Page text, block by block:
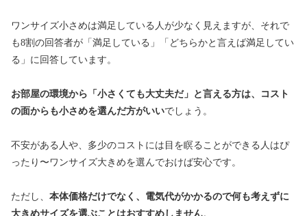
ワンサイズ小さめは満足している人が少なく見えますが、それで
も8割の回答者が「満足している」「どちらかと言えば満足してい
る」に回答しています。
お部屋の環境から「小さくても大丈夫だ」と言える方は、コスト
の面からも小さめを選んだ方がいいでしょう。
不安がある人や、多少のコストには目を瞑ることができる人はぴ
ったり〜ワンサイズ大きめを選んでおけば安心です。
ただし、 本体価格だけでなく、電気代がかかるので何も考えずに
大きめサイズを選ぶことはおすすめしません。